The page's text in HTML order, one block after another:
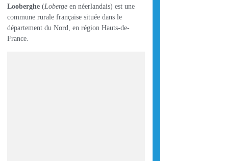
Looberghe(Lobergeen néerlandais) est une
commune rurale française située dans le
département du Nord, en région Hauts-de-
France.